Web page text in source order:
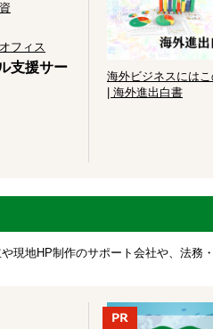
フィス
支援サー
海外ビジネスには
| 海外進出白書
現地HP制作のサポート会社や、法務